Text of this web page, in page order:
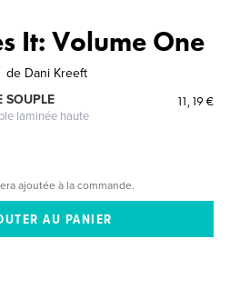
It: Volume One
de Dani Kreeft
SOUPLE
laminée haute
11,19 €
ajoutée à la commande.